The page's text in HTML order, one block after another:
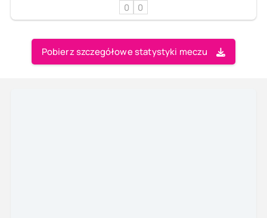
0
0
Pobierz szczegółowe statystyki meczu